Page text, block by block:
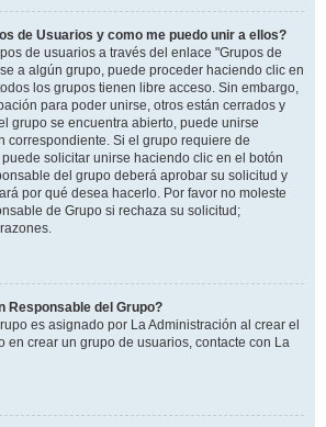
de Usuarios y como me puedo unir a ellos?
de usuarios a través del enlace "Grupos de
a algún grupo, puede proceder haciendo clic en
los grupos tienen libre acceso. Sin embargo,
para poder unirse, otros están cerrados y
grupo se encuentra abierto, puede unirse
correspondiente. Si el grupo requiere de
solicitar unirse haciendo clic en el botón
del grupo deberá aprobar su solicitud y
por qué desea hacerlo. Por favor no moleste
de Grupo si rechaza su solicitud;
Responsable del Grupo?
es asignado por La Administración al crear el
en crear un grupo de usuarios, contacte con La